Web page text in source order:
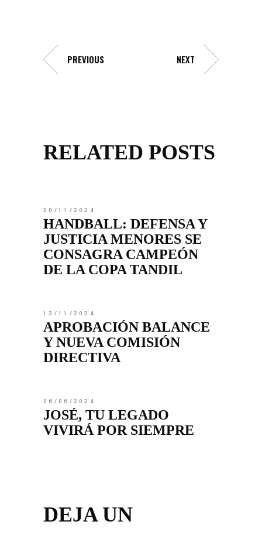
PREVIOUS NEXT
RELATED POSTS
20/11/2024
HANDBALL: DEFENSA Y
JUSTICIA MENORES SE
CONSAGRA CAMPEÓN
DE LA COPA TANDIL
13/11/2024
APROBACIÓN BALANCE
Y NUEVA COMISIÓN
DIRECTIVA
06/06/2024
JOSÉ, TU LEGADO
VIVIRÁ POR SIEMPRE
DEJA UN